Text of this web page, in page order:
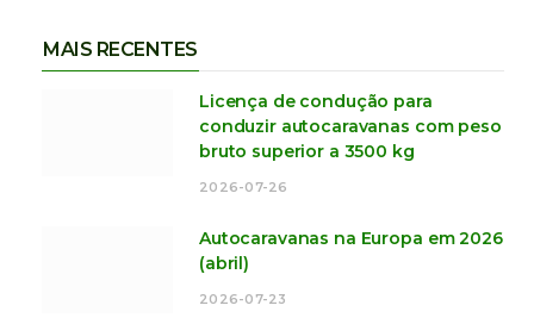
MAIS RECENTES
Licença de condução para
conduzir autocaravanas com peso
bruto superior a 3500 kg
2026-07-26
Autocaravanas na Europa em 2026
(abril)
2026-07-23